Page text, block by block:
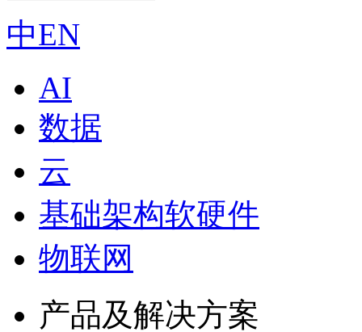
中EN
AI
数据
云
基础架构软硬件
物联网
产品及解决方案